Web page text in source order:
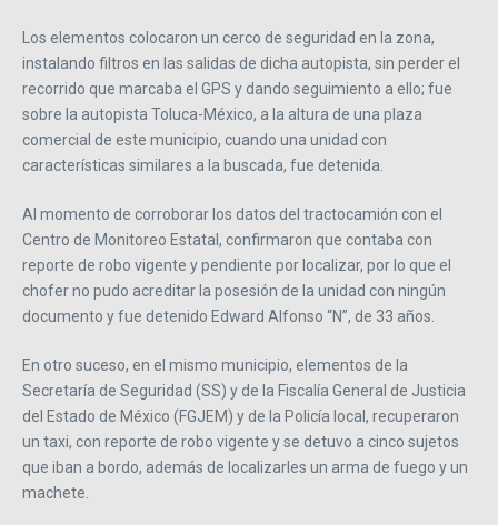
Los elementos colocaron un cerco de seguridad en la zona,
instalando filtros en las salidas de dicha autopista, sin perder el
recorrido que marcaba el GPS y dando seguimiento a ello; fue
sobre la autopista Toluca-México, a la altura de una plaza
comercial de este municipio, cuando una unidad con
características similares a la buscada, fue detenida.
Al momento de corroborar los datos del tractocamión con el
Centro de Monitoreo Estatal, confirmaron que contaba con
reporte de robo vigente y pendiente por localizar, por lo que el
chofer no pudo acreditar la posesión de la unidad con ningún
documento y fue detenido Edward Alfonso “N”, de 33 años.
En otro suceso, en el mismo municipio, elementos de la
Secretaría de Seguridad (SS) y de la Fiscalía General de Justicia
del Estado de México (FGJEM) y de la Policía local, recuperaron
un taxi, con reporte de robo vigente y se detuvo a cinco sujetos
que iban a bordo, además de localizarles un arma de fuego y un
machete.